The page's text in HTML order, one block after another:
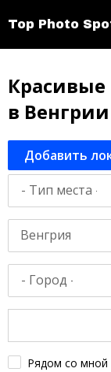
Top Photo
Красивые
в Венгрии
Добавить
Венгрия
Рядом со мной